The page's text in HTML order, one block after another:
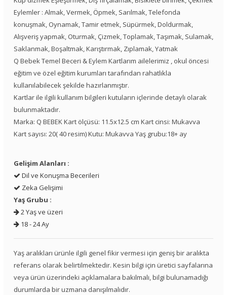
Eylemler : Almak, Vermek, Öpmek, Sarılmak, Telefonda
konuşmak, Oynamak, Tamir etmek, Süpürmek, Doldurmak,
Alışveriş yapmak, Oturmak, Çizmek, Toplamak, Taşımak, Sulamak,
Saklanmak, Boşaltmak, Karıştırmak, Zıplamak, Yatmak
Q Bebek Temel Beceri & Eylem Kartlarım ailelerimiz , okul öncesi
eğitim ve özel eğitim kurumları tarafından rahatlıkla
kullanılabilecek şekilde hazırlanmıştır.
Kartlar ile ilgili kullanım bilgileri kutuların içlerinde detaylı olarak
bulunmaktadır.
Marka: Q BEBEK Kart ölçüsü: 11.5x12.5 cm Kart cinsi: Mukavva
Kart sayısı: 20( 40 resim) Kutu: Mukavva Yaş grubu:18+ ay
Gelişim Alanları :
Dil ve Konuşma Becerileri
Zeka Gelişimi
Yaş Grubu :
2 Yaş ve üzeri
18 - 24 Ay
Yaş aralıkları ürünle ilgili genel fikir vermesi için geniş bir aralıkta
referans olarak belirtilmektedir. Kesin bilgi için üretici sayfalarına
veya ürün üzerindeki açıklamalara bakılmalı, bilgi bulunamadığı
durumlarda bir uzmana danışılmalıdır.